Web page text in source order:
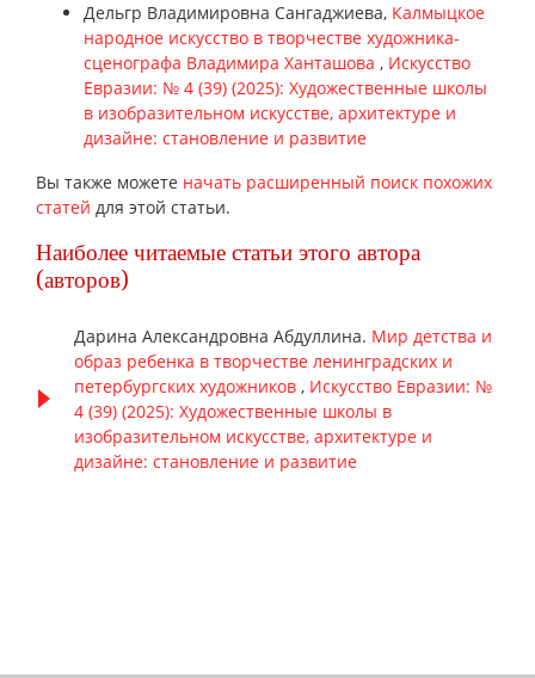
Дельгр Владимировна Сангаджиева, Калмыцкое
народное искусство в творчестве художника-
сценографа Владимира Ханташова , Искусство
Евразии: № 4 (39) (2025): Художественные школы
в изобразительном искусстве, архитектуре и
дизайне: становление и развитие
Вы также можете начать расширенный поиск похожих
статей для этой статьи.
Наиболее читаемые статьи этого автора
(авторов)
Дарина Александровна Абдуллина. Мир детства и
образ ребенка в творчестве ленинградских и
петербургских художников , Искусство Евразии: №
4 (39) (2025): Художественные школы в
изобразительном искусстве, архитектуре и
дизайне: становление и развитие